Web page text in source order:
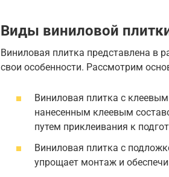
Виды виниловой
Виниловая плитка представлена в
свои особенности. Рассмотрим
Виниловая плитка с
нанесенным клеевым
путем приклеивания к
Виниловая плитка с
упрощает монтаж и